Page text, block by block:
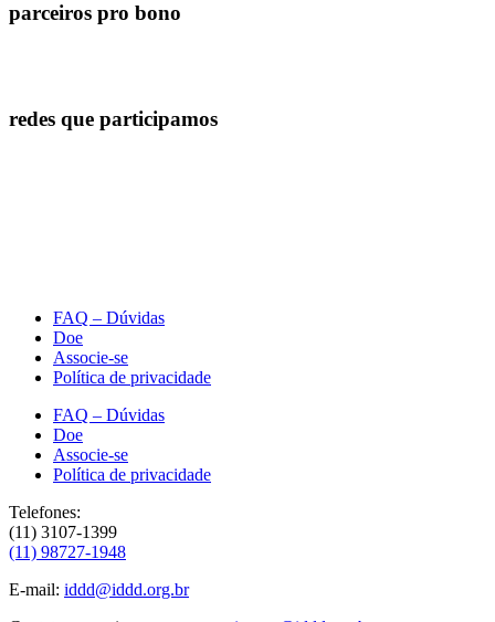
parceiros pro bono
redes que participamos
FAQ – Dúvidas
Doe
Associe-se
Política de privacidade
FAQ – Dúvidas
Doe
Associe-se
Política de privacidade
Telefones:
(11) 3107-1399
(11) 98727-1948
E-mail: iddd@iddd.org.br